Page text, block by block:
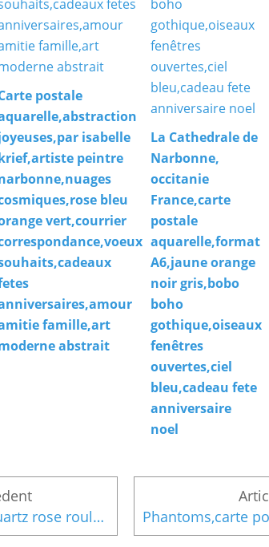
postale
isabelle
peintre
bleu
vert,courrier
famille,art
abstrait
La Cathedrale de
Narbonne,
occitanie
France,carte
postale
aquarelle,format
A6,jaune orange
noir gris,bobo
boho
gothique,oiseaux
fenêtres
ouvertes,ciel
bleu,cadeau fete
anniversaire
noel
2 grammes,quartz rose roulee,pierre naturelle translucide,decoration,diy bijou,jardin zen,feng-shui,lithotérapie,gemme,semi precieuse,rune